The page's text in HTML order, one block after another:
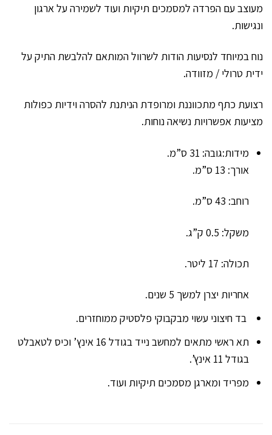
מעוצב עם הפרדה למסמכים תיקיות ועוד לשמירה על ארגון
ונגישות.
נוח במיוחד לנסיעות הודות לשרוול המותאם להלבשת התיק על
ידית טרולי / מזוודה.
רצועת כתף מתכווננת ומרופדת הניתנת להסרה וידיות כפולות
מציעות אפשרויות נשיאה נוחות.
מידות:גובה: 31 ס”מ.
אורך: 13 ס”מ.
רוחב: 43 ס”מ.
משקל: 0.5 ק”ג.
תכולה: 17 ליטר.
אחריות יצרן למשך 5 שנים.
בד חיצוני עשוי מבקבוקי פלסטיק ממוחזרים.
תא ראשי מתאים למחשב נייד בגודל 16 אינץ’ וכיס לטאבלט
בגודל 11 אינץ’.
מפריד ומארגן מסמכים תיקיות ועוד.